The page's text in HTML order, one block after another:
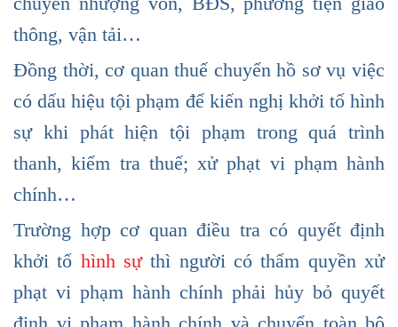
thông, vận tải…
Đồng thời, cơ quan thuế chuyển hồ sơ vụ việc
có dấu hiệu tội phạm để kiến nghị khởi tố hình
sự khi phát hiện tội phạm trong quá trình
thanh, kiểm tra thuế; xử phạt vi phạm hành
chính…
Trường hợp cơ quan điều tra có quyết định
khởi tố hình sự thì người có thẩm quyền xử
phạt vi phạm hành chính phải hủy bỏ quyết